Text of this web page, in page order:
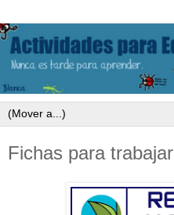
Fichas para